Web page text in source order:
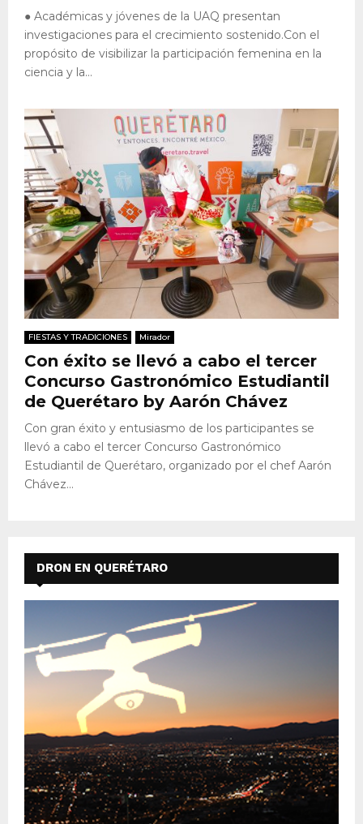
● Académicas y jóvenes de la UAQ presentan
investigaciones para el crecimiento sostenido.Con el
propósito de visibilizar la participación femenina en la
ciencia y la...
FIESTAS Y TRADICIONES Mirador
Con éxito se llevó a cabo el tercer
Concurso Gastronómico Estudiantil
de Querétaro by Aarón Chávez
Con gran éxito y entusiasmo de los participantes se
llevó a cabo el tercer Concurso Gastronómico
Estudiantil de Querétaro, organizado por el chef Aarón
Chávez...
DRON EN QUERÉTARO